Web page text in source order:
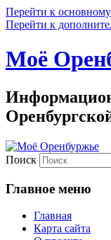
Перейти к
Перейти к
Моё
Поиск
Главное меню
Главная
Карта сайта